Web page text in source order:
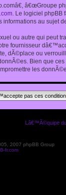
â€œGroupe
. Le logiciel phpBB
au sujet
ou autre qui peut
fournisseur
dÃ©place ou
Bien que
les
Lâ€™Ã©quipe
2007 phpBB Group
fr.com